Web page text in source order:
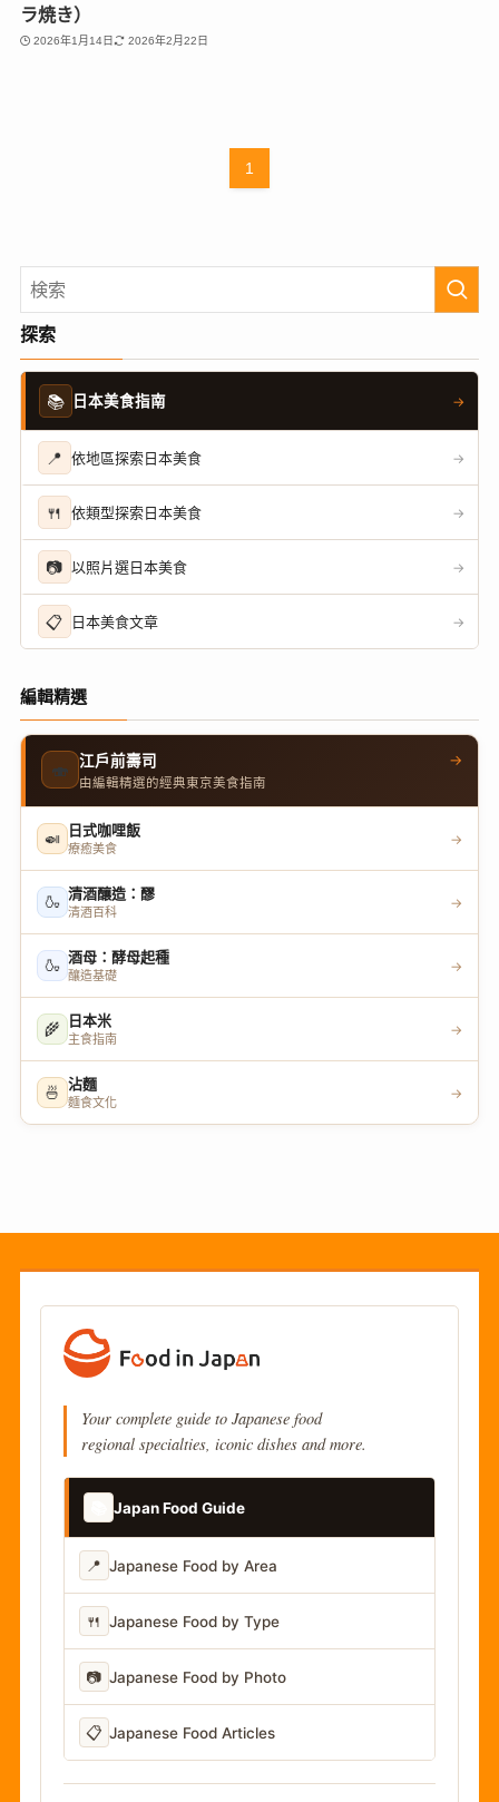
ラ焼き）
2026年1月14日 2026年2月22日
1
探索
📚 日本美食指南 →
📍 依地區探索日本美食 →
🍴 依類型探索日本美食 →
📷 以照片選日本美食 →
📋 日本美食文章 →
編輯精選
🍣 江戶前壽司
由編輯精選的經典東京美食指南
→
🍛 日式咖哩飯
療癒美食
→
🍶 清酒釀造：醪
清酒百科
→
🍶 酒母：酵母起種
釀造基礎
→
🌾 日本米
主食指南
→
🍜 沾麵
麵食文化
→
Your complete guide to Japanese food
regional specialties, iconic dishes and more.
Japan Food Guide
📍 Japanese Food by Area
🍴 Japanese Food by Type
📷 Japanese Food by Photo
📋 Japanese Food Articles